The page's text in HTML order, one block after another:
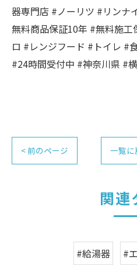
器専門店 #ノーリツ #リンナ
無料商品保証10年 #無料施
ロ #レンジフード #トイレ #
#24時間受付中 #神奈川県 #
< 前のページ 一覧に
関連
#給湯器 #